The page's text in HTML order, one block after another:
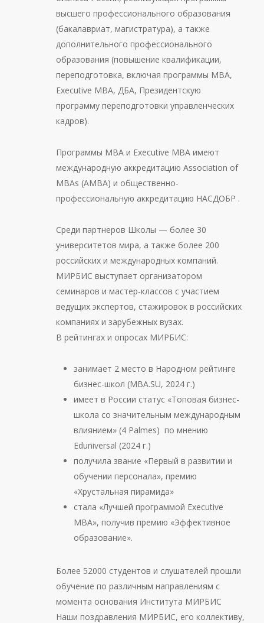
высшего профессионального образования
(бакалавриат, магистратура), а также
дополнительного профессионального
образования (повышение квалификации,
переподготовка, включая программы МВА,
Executive MBA, ДБА, Президентскую
программу переподготовки управленческих
кадров).
Программы МВА и Executive MBA имеют
международную аккредитацию Association of
MBAs (АМВА) и общественно-
профессиональную аккредитацию НАСДОБР .
Среди партнеров Школы — более 30
университетов мира, а также более 200
российских и международных компаний.
МИРБИС выступает организатором
семинаров и мастер-классов с участием
ведущих экспертов, стажировок в российских
компаниях и зарубежных вузах.
В рейтингах и опросах МИРБИС:
занимает 2 место в Народном рейтинге
бизнес-школ (MBA.SU, 2024 г.)
имеет в России статус «Топовая бизнес-
школа со значительным международным
влиянием» (4 Palmes) по мнению
Eduniversal (2024 г.)
получила звание «Первый в развитии и
обучении персонала», премию
«Хрустальная пирамида»
стала «Лучшей программой Executive
MBA», получив премию «Эффективное
образование».
Более 52000 студентов и слушателей прошли
обучение по различным направлениям с
момента основания Института МИРБИС
Наши поздравления МИРБИС, его коллективу,